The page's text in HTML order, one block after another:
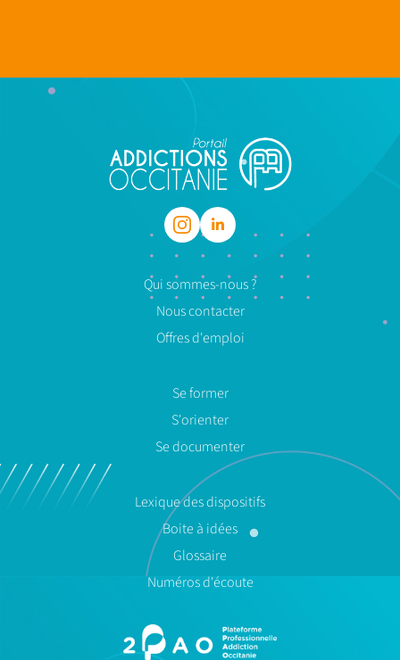
Qui sommes-nous ?
Nous contacter
Offres d'emploi
Se former
S'orienter
Se documenter
Lexique des dispositifs
Boite à idées
Glossaire
Numéros d'écoute